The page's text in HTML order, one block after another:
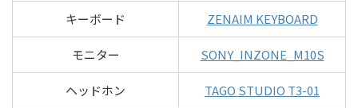
キーボード ZENAIM KEYBOARD
モニター SONY_INZONE_M10S
ヘッドホン TAGO STUDIO T3-01